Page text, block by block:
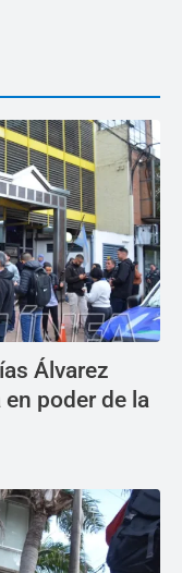
Álvarez
poder de la